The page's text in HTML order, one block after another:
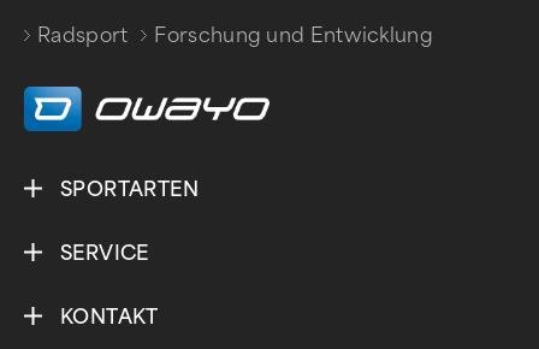
Radsport
Forschung und Entwicklung
SPORTARTEN
SERVICE
KONTAKT